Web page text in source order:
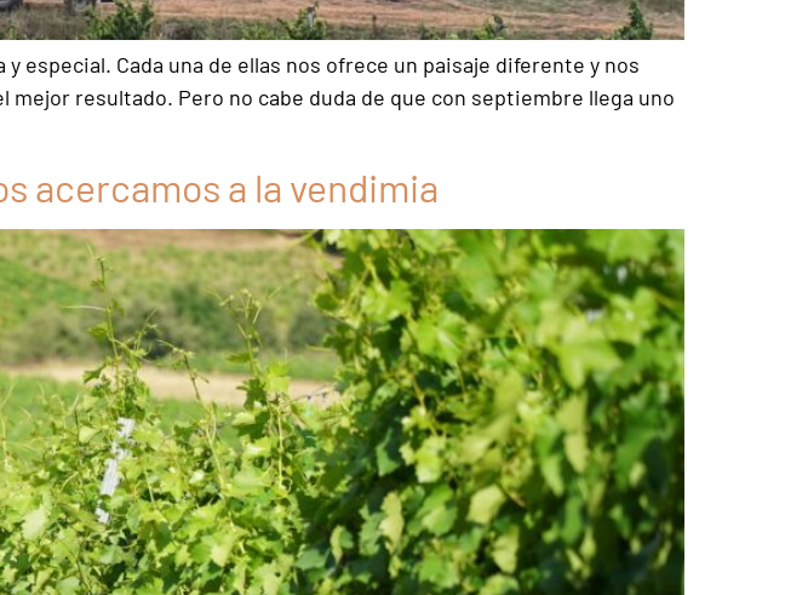
especial. Cada una de ellas nos ofrece un paisaje diferente y nos
resultado. Pero no cabe duda de que con septiembre llega uno
acercamos a la vendimia